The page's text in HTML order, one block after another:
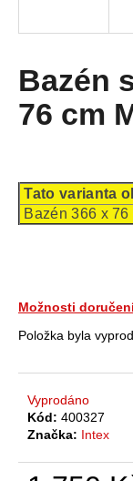
Bazén
76 cm
Tato varianta
Bazén 366 x 76
Možnosti
Položka byla
Vyprodáno
Kód: 400327
Značka: Intex
í
t
?
o
p
r
u
u